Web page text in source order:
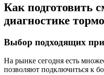
Как подготовить
диагностике
Выбор подходящих
На рынке сегодня есть
позволяют подключиться к